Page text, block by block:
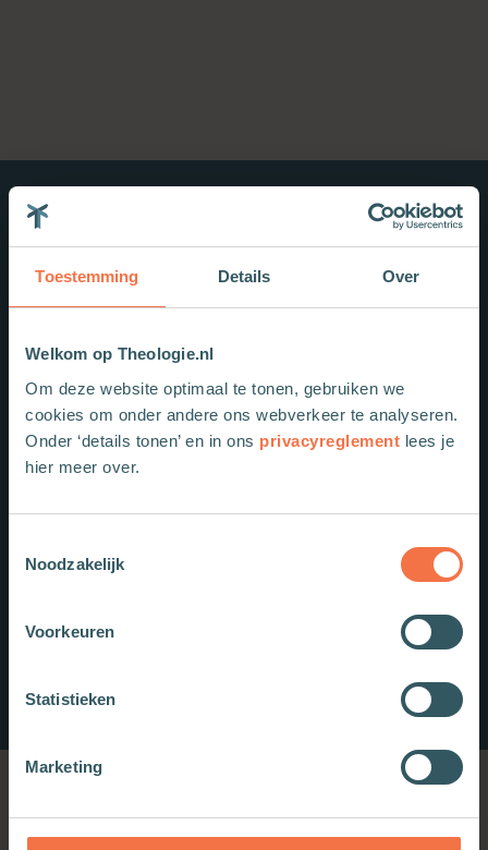
Toestemming Details Over
Welkom op Theologie.nl
Om deze website optimaal te tonen, gebruiken we
cookies om onder andere ons webverkeer te analyseren.
Onder ‘details tonen’ en in ons privacyreglement lees je
hier meer over.
Noodzakelijk
Voorkeuren
Statistieken
Marketing